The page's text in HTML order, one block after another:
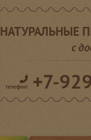
НАТУРАЛЬНЫЕ
с
телефон: +7-